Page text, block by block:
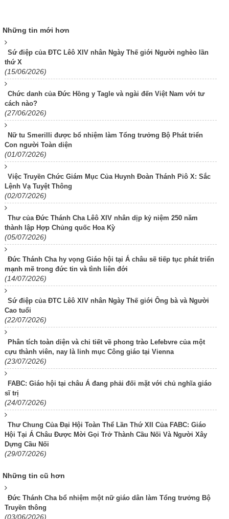
Những tin mới hơn
Sứ điệp của ĐTC Lêô XIV nhân Ngày Thế giới Người nghèo lần
thứ X
(15/06/2026)
Chức danh của Đức Hồng y Tagle và ngài đến Việt Nam với tư
cách nào?
(27/06/2026)
Nữ tu Smerilli được bổ nhiệm làm Tổng trưởng Bộ Phát triển
Con người Toàn diện
(01/07/2026)
Việc Truyền Chức Giám Mục Của Huynh Đoàn Thánh Piô X: Sắc
Lệnh Vạ Tuyệt Thông
(02/07/2026)
Thư của Đức Thánh Cha Lêô XIV nhân dịp kỷ niệm 250 năm
thành lập Hợp Chủng quốc Hoa Kỳ
(05/07/2026)
Đức Thánh Cha hy vọng Giáo hội tại Á châu sẽ tiếp tục phát triển
mạnh mẽ trong đức tin và tình liên đới
(14/07/2026)
Sứ điệp của ĐTC Lêô XIV nhân Ngày Thế giới Ông bà và Người
Cao tuổi
(22/07/2026)
Phân tích toàn diện và chi tiết về phong trào Lefebvre của một
cựu thành viên, nay là linh mục Công giáo tại Vienna
(23/07/2026)
FABC: Giáo hội tại châu Á đang phải đối mặt với chủ nghĩa giáo
sĩ trị
(24/07/2026)
Thư Chung Của Đại Hội Toàn Thể Lần Thứ XII Của FABC: Giáo
Hội Tại Á Châu Được Mời Gọi Trở Thành Cầu Nối Và Người Xây
Dựng Cầu Nối
(29/07/2026)
Những tin cũ hơn
Đức Thánh Cha bổ nhiệm một nữ giáo dân làm Tổng trưởng Bộ
Truyền thông
(03/06/2026)